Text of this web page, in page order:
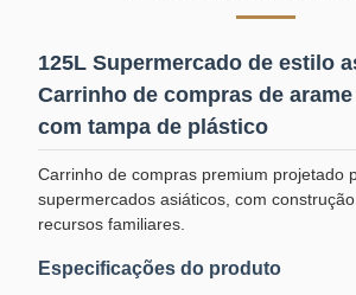
125L Supermercado de estilo
Carrinho de compras de
com tampa de plástico
Carrinho de compras premium projetado
supermercados asiáticos, com
recursos familiares.
Especificações do produto